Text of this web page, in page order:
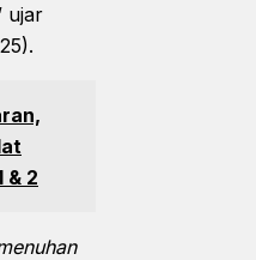
ujar
& 2